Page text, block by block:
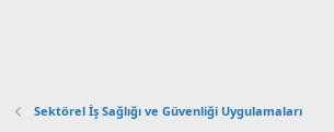
Sektörel İş Sağlığı ve Güvenliği Uygulamaları